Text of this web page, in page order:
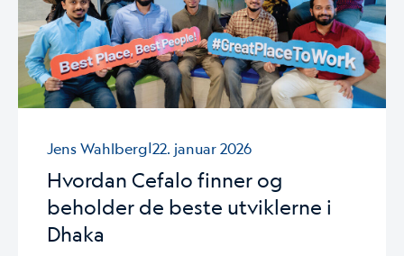
Jens Wahlberg|22. januar 2026
Hvordan Cefalo finner og
beholder de beste utviklerne i
Dhaka